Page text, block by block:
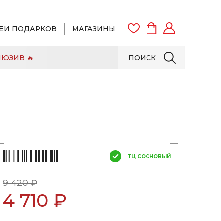
ПОДАРКОВ МАГАЗИНЫ
ПОИСК
🔥
ТЦ СОСНОВЫЙ
9 420 ₽
4 710 ₽